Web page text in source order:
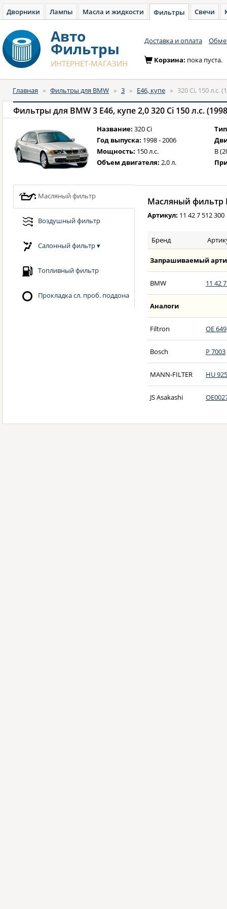
Дворники Лампы Масла и жидкости Фильтры Свечи
Авто
Фильтры
ИНТЕРНЕТ-МАГАЗИН
Доставка и оплата
Корзина: пока пуста.
Главная » Фильтры для BMW » 3 » E46, купе » 320 Ci, 150 л.с.
Фильтры для BMW 3 E46, купе 2,0 320 Ci 150 л.с.
Название: 320 Ci
Год выпуска: 1998 - 2006
Мощность: 150 л.с.
Объем двигателя: 2,0 л.
B
Масляный фильтр
Воздушный фильтр
Салонный фильтр▾
Топливный фильтр
Прокладка сл. проб. поддона
Масляный фильтр
Артикул: 11 42 7 512 300
Бренд
Запрашиваемый
BMW 11 42
Аналоги
Filtron OE 649
Bosch P 7003
MANN-FILTER HU
JS Asakashi